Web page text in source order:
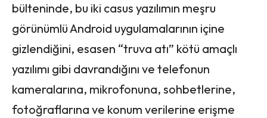
bülteninde, bu iki casus yazılımın meşru
görünümlü Android uygulamalarının içine
gizlendiğini, esasen “truva atı” kötü amaçlı
yazılımı gibi davrandığını ve telefonun
kameralarına, mikrofonuna, sohbetlerine,
fotoğraflarına ve konum verilerine erişme